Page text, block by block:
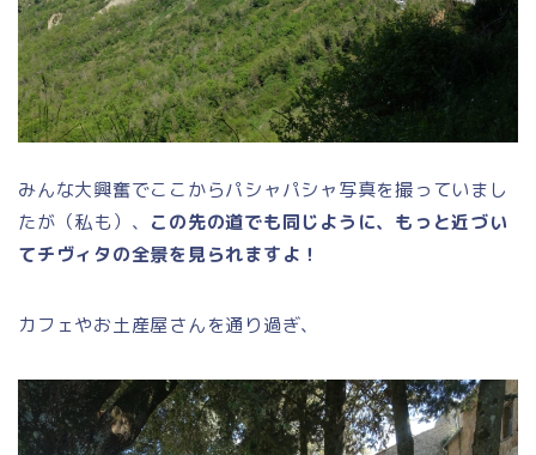
みんな大興奮でここからパシャパシャ写真を撮っていまし
たが（私も）、 この先の道でも同じように、もっと近づい
てチヴィタの全景を見られますよ！
カフェやお土産屋さんを通り過ぎ、